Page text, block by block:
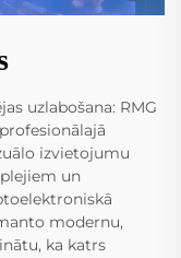
uzlabošana: RMG
izvietojumu
un
modernu,
ka katrs